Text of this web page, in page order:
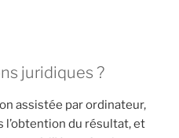
juridiques ?
assistée par ordinateur,
l’obtention du résultat, et